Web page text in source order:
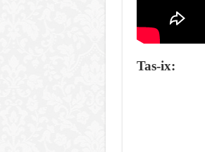
Tas-ix: